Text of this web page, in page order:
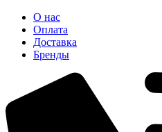
О нас
Оплата
Доставка
Бренды